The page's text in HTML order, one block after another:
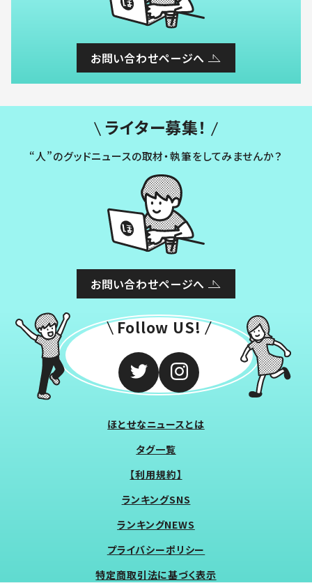
お問い合わせページへ
ライター募集！
“人”のグッドニュースの取材・執筆をしてみませんか？
お問い合わせページへ
Follow US!
ほとせなニュースとは
タグ一覧
【利用規約】
ランキングSNS
ランキングNEWS
プライバシーポリシー
特定商取引法に基づく表示